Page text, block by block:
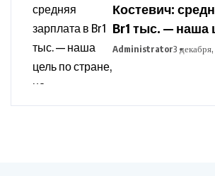
Костевич:
Br1 тыс. — наша
стране, но
Administrator3